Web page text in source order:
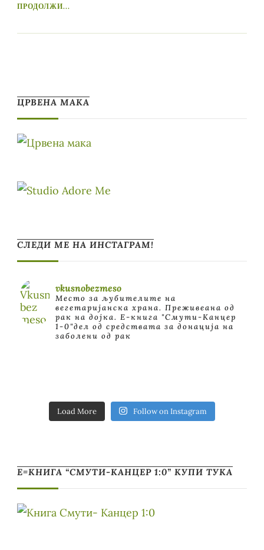
ПРОДОЛЖИ...
ЦРВЕНА МАКА
СЛЕДИ МЕ НА ИНСТАГРАМ!
vkusnobezmeso
Место за љубителите на
вегетаријанска храна. Преживеана од
рак на дојка. E-книга "Смути-Канцер
1-0"дел од средствата за донација на
заболени од рак
Load More Follow on Instagram
Е=КНИГА “СМУТИ-КАНЦЕР 1:0” КУПИ ТУКА